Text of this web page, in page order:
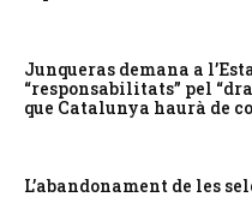
Junqueras demana a
“responsabilitats” pel
que Catalunya haurà de
L’abandonament de les